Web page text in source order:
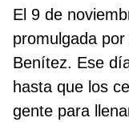
El 9 de
promulgada
Benítez. Ese
hasta que los
gente para